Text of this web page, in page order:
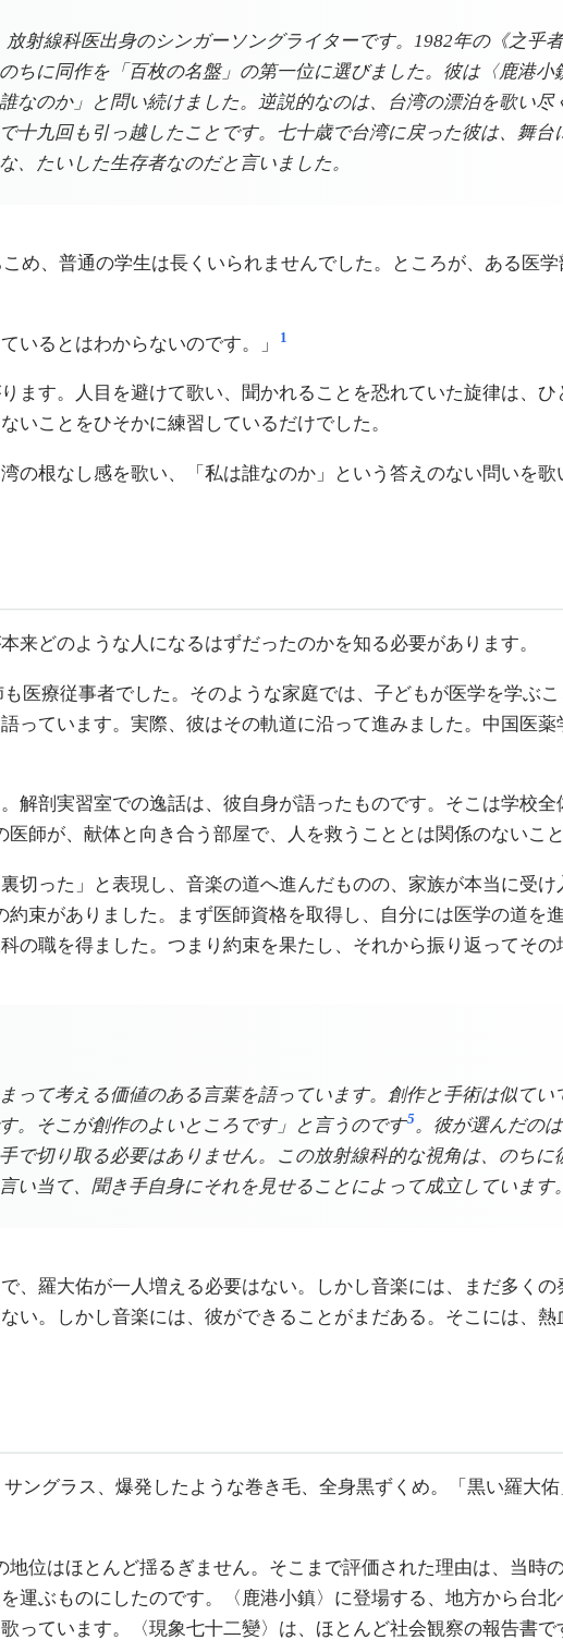
射線科医出身のシンガーソングライターです。1982年の《之乎
に同作を「百枚の名盤」の第一位に選びました。彼は〈鹿港小
なのか」と問い続けました。逆説的なのは、台湾の漂泊を歌い
九回も引っ越したことです。七十歳で台湾に戻った彼は、舞台
たいした生存者なのだと言いました。
め、普通の学生は長くいられませんでした。ところが、ある医
いるとはわからないのです。」 1
す。人目を避けて歌い、聞かれることを恐れていた旋律は、ひ
いことをひそかに練習しているだけでした。
根なし感を歌い、「私は誰なのか」という答えのない問いを歌
どのような人になるはずだったのかを知る必要があります。
医療従事者でした。そのような家庭では、子どもが医学を学ぶ
ています。実際、彼はその軌道に沿って進みました。中国医
解剖実習室での逸話は、彼自身が語ったものです。そこは学校
医師が、献体と向き合う部屋で、人を救うこととは関係のないこ
切った」と表現し、音楽の道へ進んだものの、家族が本当に受
束がありました。まず医師資格を取得し、自分には医学の道を
職を得ました。つまり約束を果たし、それから振り返ってその
て考える価値のある言葉を語っています。創作と手術は似てい
。そこが創作のよいところです」と言うのです5 。彼が選んだの
切り取る必要はありません。この放射線科的な視角は、のちに
当て、聞き手自身にそれを見せることによって成立しています。
羅大佑が一人増える必要はない。しかし音楽には、まだ多くの
い。しかし音楽には、彼ができることがまだある。そこには、
サングラス、爆発したような巻き毛、全身黒ずくめ。「黒い羅大
地位はほとんど揺るぎません。そこまで評価された理由は、当時
運ぶものにしたのです。〈鹿港小鎮〉に登場する、地方から台
ています。〈現象七十二變〉は、ほとんど社会観察の報告書で